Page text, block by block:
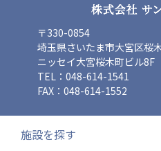
〒330-0854
埼玉県さいたま市大宮区桜
ニッセイ大宮桜木町ビル8F
TEL：048-614-1541
FAX：048-614-1552
施設を探す